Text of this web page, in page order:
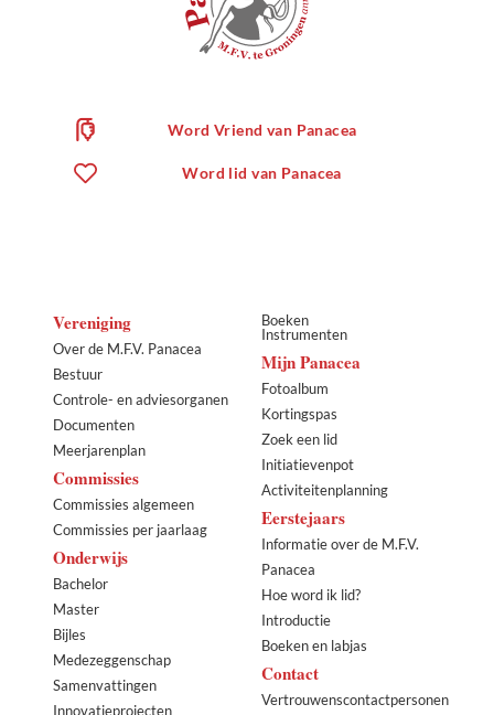
Word Vriend van Panacea
Word lid van Panacea
Vereniging
Over de M.F.V. Panacea
Bestuur
Controle- en adviesorganen
Documenten
Meerjarenplan
Commissies
Commissies algemeen
Commissies per jaarlaag
Onderwijs
Bachelor
Master
Bijles
Medezeggenschap
Samenvattingen
Innovatieprojecten
Boeken
Instrumenten
Mijn Panacea
Fotoalbum
Kortingspas
Zoek een lid
Initiatievenpot
Activiteitenplanning
Eerstejaars
Informatie over de M.F.V.
Panacea
Hoe word ik lid?
Introductie
Boeken en labjas
Contact
Vertrouwenscontactpersonen